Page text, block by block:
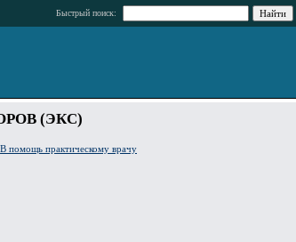
Быстрый поиск:
(ЭКС)
В помощь практическому врачу